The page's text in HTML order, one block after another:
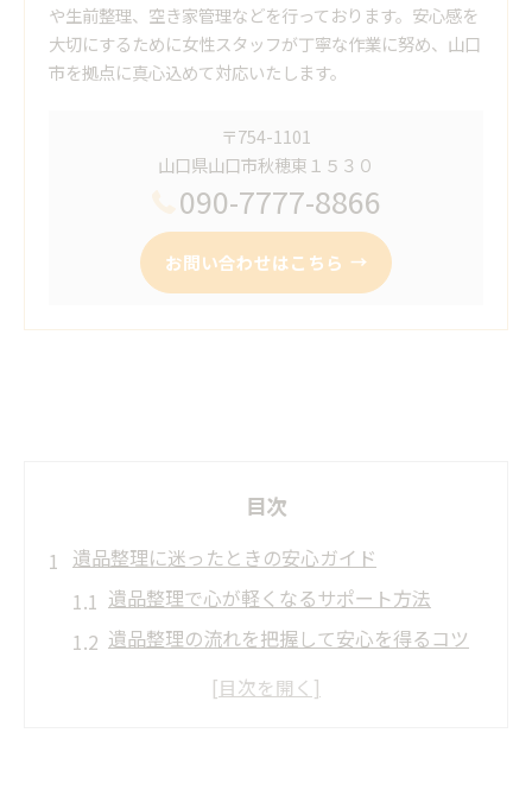
や生前整理、空き家管理などを行っております。安心感を
大切にするために女性スタッフが丁寧な作業に努め、山口
市を拠点に真心込めて対応いたします。
〒754-1101
山口県山口市秋穂東１５３０
090-7777-8866
お問い合わせはこちら
目次
遺品整理に迷ったときの安心ガイド
遺品整理で心が軽くなるサポート方法
遺品整理の流れを把握して安心を得るコツ
失敗しない遺品整理業者選びと注意点